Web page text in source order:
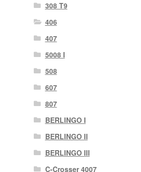
308 T9
406
407
5008 I
508
607
807
BERLINGO I
BERLINGO II
BERLINGO III
C-Crosser 4007